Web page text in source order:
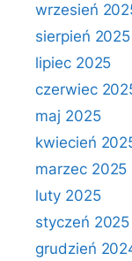
wrzesień
sierpień 2025
lipiec 2025
czerwiec
maj 2025
kwiecień
marzec 2025
luty 2025
styczeń 2025
grudzień